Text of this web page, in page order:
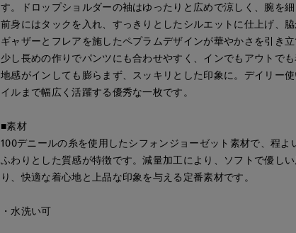
す。ドロップショルダーの袖はゆったりと広めで涼しく、腕を細
前身にはタックを入れ、すっきりとしたシルエットに仕上げ、
ギャザーとフレアを施したペプラムデザインが華やかさを引き立
少し長めの作りでパンツにも合わせやすく、インでもアウトで
地感がインしても膨らまず、スッキリとした印象に。デイリー
イルまで幅広く活躍する優秀な一枚です。
■素材
100デニールの糸を使用したシフォンジョーゼット素材で、程よ
ふわりとした質感が特徴です。減量加工により、ソフトで優し
り、快適な着心地と上品な印象を与える定番素材です。
・水洗い可